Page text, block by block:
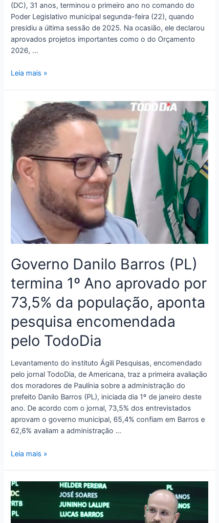
(DC), 31 anos, terminou o primeiro ano no comando do
Poder Legislativo municipal segunda-feira (22), quando
presidiu a última sessão de 2025. Na ocasião, ele declarou
aprovados projetos importantes como o do Orçamento
2026, …
Leia mais »
Governo Danilo Barros (PL)
termina 1º Ano aprovado por
73,5% da população, aponta
pesquisa encomendada
pelo TodoDia
Levantamento do instituto Ágili Pesquisas, encomendado
pelo jornal TodoDia, de Americana, traz a primeira avaliação
dos moradores de Paulínia sobre a administração do
prefeito Danilo Barros (PL), iniciada dia 1º de janeiro deste
ano. De acordo com o jornal, 73,5% dos entrevistados
aprovam o governo municipal, 65,4% confiam em Barros e
62,6% avaliam a administração …
Leia mais »